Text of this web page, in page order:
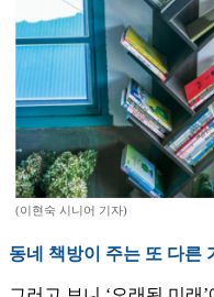
(이현숙 시니어 기자)
동네 책방이 주는 또 다른